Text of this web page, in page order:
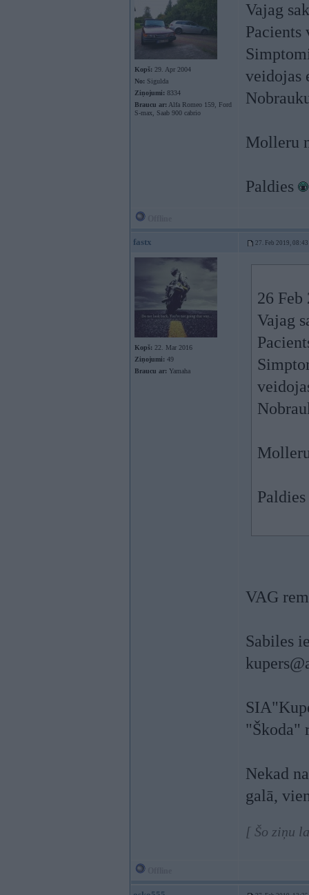
Kopš: 29. Apr 2004
No: Sigulda
Ziņojumi: 8334
Braucu ar: Alfa Romeo 159, Ford
S-max, Saab 900 cabrio
Vajag
Pacients
veidojas
Molleru
Paldies
fastx 27. Feb 2019, 08:43
Kopš: 22. Mar 2016
Ziņojumi: 49
Braucu ar: Yamaha
26
Vajag
Paldies
VAG
Sabiles
"Škoda"
Nekad
galā,
[ Šo ziņu